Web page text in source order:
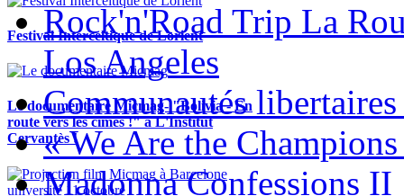
Festival Interceltique de Lorient
Le documentaire Micmag- "Bolivia - En
route vers les cimes !" à L'Institut
Cervantès !
Rock'n'Road Trip La
Los Angeles
Communautés libertaires
« We Are the
Madonna Confessions II